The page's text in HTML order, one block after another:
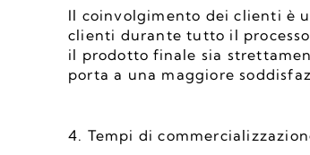
Il coinvolgimento dei clienti è
clienti durante tutto il
il prodotto finale sia
porta a una maggiore
4. Tempi di